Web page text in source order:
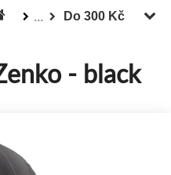
... Do 300 Kč
- black